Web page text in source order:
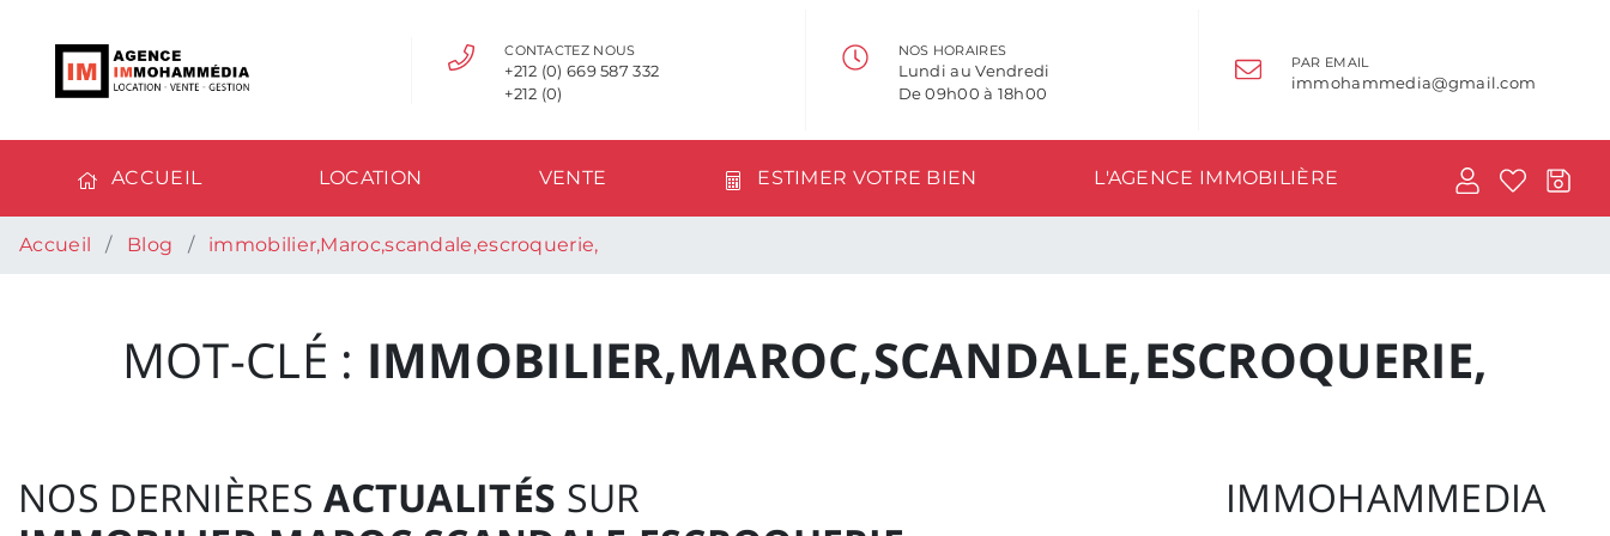
CONTACTEZ NOUS
+212 (0) 669 587 332
+212 (0)
NOS HORAIRES
Lundi au Vendredi
De 09h00 à 18h00
PAR EMAIL
immohammedia@gmail.com
ACCUEIL LOCATION VENTE ESTIMER VOTRE BIEN L'AGENCE IMMOBILIÈRE
Accueil Blog immobilier,Maroc,scandale,escroquerie,
MOT-CLÉ : IMMOBILIER,MAROC,SCANDALE,ESCROQUERIE,
NOS DERNIÈRESACTUALITÉS SUR
IMMOHAMMEDIA